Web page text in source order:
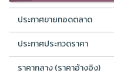
ประกาศขายทอดตลาด
ประกาศประกวดราคา
ราคากลาง (ราคาอ้างอิง)